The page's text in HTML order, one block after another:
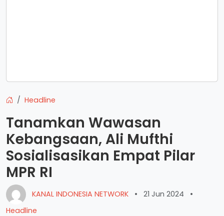
Headline
Tanamkan Wawasan
Kebangsaan, Ali Mufthi
Sosialisasikan Empat Pilar
MPR RI
KANAL INDONESIA NETWORK • 21 Jun 2024
•
Headline